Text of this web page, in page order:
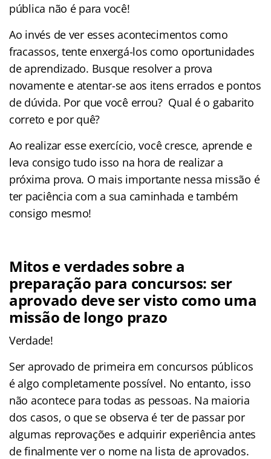
pública não é para você!
Ao invés de ver esses acontecimentos como
fracassos, tente enxergá-los como oportunidades
de aprendizado. Busque resolver a prova
novamente e atentar-se aos itens errados e pontos
de dúvida. Por que você errou? Qual é o gabarito
correto e por quê?
Ao realizar esse exercício, você cresce, aprende e
leva consigo tudo isso na hora de realizar a
próxima prova. O mais importante nessa missão é
ter paciência com a sua caminhada e também
consigo mesmo!
Mitos e verdades sobre a
preparação para concursos: ser
aprovado deve ser visto como uma
missão de longo prazo
Verdade!
Ser aprovado de primeira em concursos públicos
é algo completamente possível. No entanto, isso
não acontece para todas as pessoas. Na maioria
dos casos, o que se observa é ter de passar por
algumas reprovações e adquirir experiência antes
de finalmente ver o nome na lista de aprovados.